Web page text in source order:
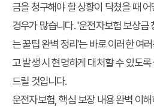
금을 청구해야 할 상황이 닥쳤을 때
경우가 많습니다. '운전자보험 보상
는 꿀팁 완벽 정리'는 바로 이러한 여
고 발생 시 현명하게 대처할 수 있도
드릴 것입니다.
운전자보험, 핵심 보장 내용 완벽 이해